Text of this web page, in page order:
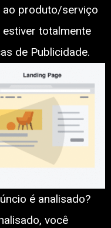
ao produto/serviço
totalmente
de Publicidade.
é analisado?
você